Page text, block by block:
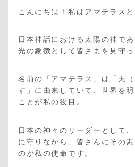
こんにちは！私はアマテラスと
日本神話における太陽の神で
光の象徴として皆さまを見守っ
名前の「アマテラス」は「天
す」に由来していて、世界を
ことが私の役目。
日本の神々のリーダーとして
に守りながら、皆さんにその
のが私の使命です。